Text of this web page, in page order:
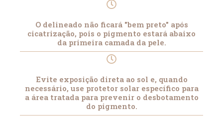
O delineado não ficará "bem preto" após
cicatrização, pois o pigmento estará abaixo
da primeira camada da pele.
Evite exposição direta ao sol e, quando
necessário, use protetor solar específico para
a área tratada para prevenir o desbotamento
do pigmento.